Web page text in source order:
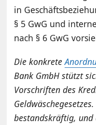
in
§ 5 GwG und
nach § 6 GwG
Die konkrete
Bank GmbH stützt
Vorschriften des
bestandskräftig,